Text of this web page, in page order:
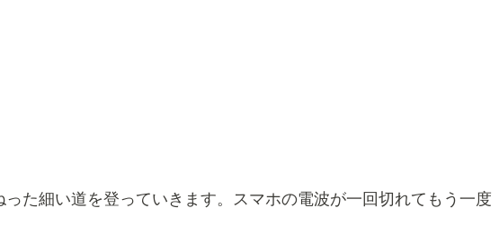
た細い道を登っていきます。スマホの電波が一回切れてもう一度